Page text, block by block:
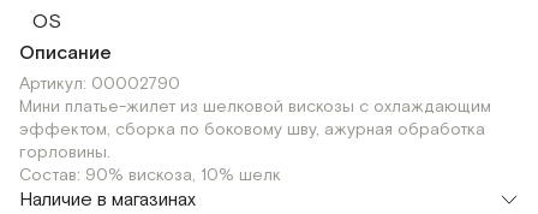
OS
Описание
Артикул: 00002790
Мини платье-жилет из шелковой вискозы с охлаждающим
эффектом, сборка по боковому шву, ажурная обработка
горловины.
Состав: 90% вискоза, 10% шелк
Наличие в магазинах